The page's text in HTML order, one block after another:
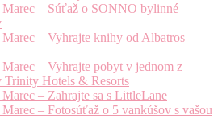
Marec – Súťaž o SONNO bylinné
Marec – Vyhrajte knihy od Albatros
Marec – Vyhrajte pobyt v jednom z
Trinity Hotels & Resorts
– Zahrajte sa s LittleLane
– Fotosúťaž o 5 vankúšov s vašou